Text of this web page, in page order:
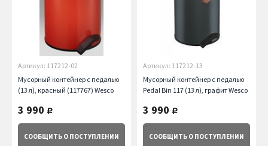
Артикул: 117212-02
Мусорный контейнер с педалью
(13 л), красный (117767) Wesco
3 990 руб.
СООБЩИТЬ О ПОСТУПЛЕНИИ
Артикул: 117212-13
Мусорный контейнер с педалью
Pedal Bin 117 (13 л), графит Wesco
3 990 руб.
СООБЩИТЬ О ПОСТУПЛЕНИИ